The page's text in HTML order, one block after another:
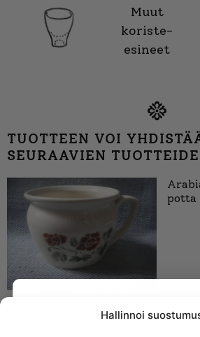
Hallinnoi
Muut
koriste-
esineet
TUOTTEEN VOI
SEURAAVIEN
potta